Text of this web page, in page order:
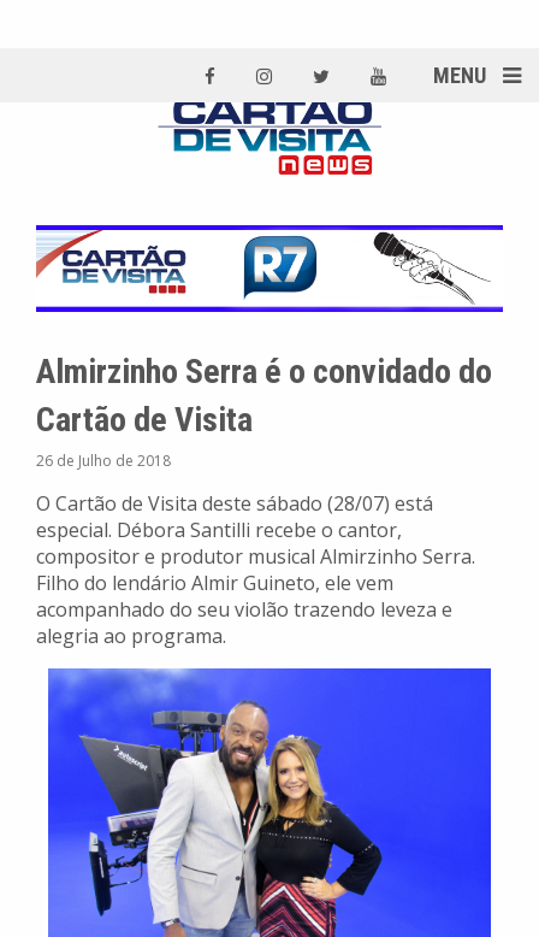
MENU
Almirzinho Serra é o convidado do
Cartão de Visita
26 de Julho de 2018
O Cartão de Visita deste sábado (28/07) está
especial. Débora Santilli recebe o cantor,
compositor e produtor musical Almirzinho Serra.
Filho do lendário Almir Guineto, ele vem
acompanhado do seu violão trazendo leveza e
alegria ao programa.